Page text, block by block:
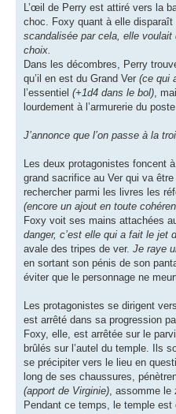
L’œil de Perry est attiré vers la
choc. Foxy quant à elle disparaît
scandalisée par cela, elle voulait
choix.
Dans les décombres, Perry
qu’il en est du Grand Ver (ce qui
l’essentiel (+1d4 dans le bol) ,
lourdement à l’armurerie du
J’annonce que l’on passe à la
Les deux protagonistes foncent
grand sacrifice au Ver qui va
rechercher parmi les livres les
(encore un ajout en toute
Foxy voit ses mains attachées
danger, c’est elle qui a fait le jet
avale des tripes de ver. Je raye
en sortant son pénis de son
éviter que le personnage ne
Les protagonistes se dirigent
est arrêté dans sa progression
Foxy, elle, est arrêtée sur le
brûlés sur l’autel du temple. Ils
se précipiter vers le lieu en
long de ses chaussures,
(apport de Virginie) , assomme
Pendant ce temps, le temple est